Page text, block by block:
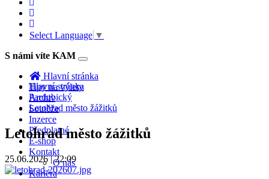
Select Language ▼
S námi víte KAM
Toggle
navigation
Hlavní stránka
Tipy na výlety
Archiv
Soutěže
Inzerce
Předplatné
E-shop
Kontakt
O nás
Kariéra
Hlavní stránka
Pardubický
Letohrad město žážitků
Letohrad město žážitků
25.06.2026 | 22:09